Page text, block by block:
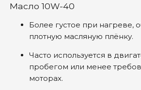
Масло 10W-40
Более густое при нагреве,
плотную масляную плёнку.
Часто используется в
пробегом или менее
моторах.